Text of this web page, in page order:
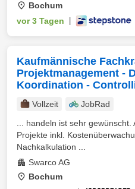
Bochum
vor 3 Tagen
Kaufmännische
Projektmanagement -
Koordination -
Vollzeit
JobRad
... handeln ist sehr gewünscht.
Projekte inkl.
Nachkalkulation ...
Swarco AG
Bochum